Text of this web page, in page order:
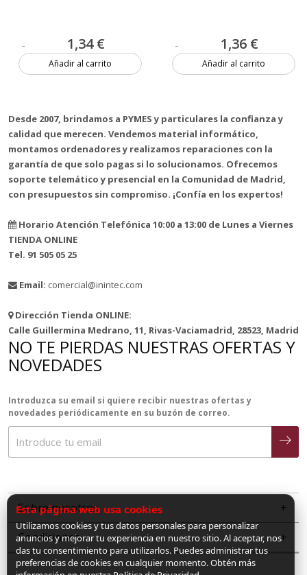
1,34 €
Añadir al carrito
1,36 €
Añadir al carrito
Desde 2007, brindamos a PYMES y particulares la confianza y
calidad que merecen. Vendemos material informático,
montamos ordenadores y realizamos reparaciones con la
garantía de que solo pagas si lo solucionamos. Ofrecemos
soporte telemático y presencial en la Comunidad de Madrid,
con presupuestos sin compromiso. ¡Confía en los expertos!
Horario Atención Telefónica 10:00 a 13:00 de Lunes a Viernes
TIENDA ONLINE
Tel. 91 505 05 25
Email: comercial@inintec.com
Dirección Tienda ONLINE:
Calle Guillermina Medrano, 11, Rivas-Vaciamadrid, 28523, Madrid
NO TE PIERDAS NUESTRAS OFERTAS Y
NOVEDADES
Introduzca su email si quiere recibir nuestras ofertas y
novedades periódicamente en su buzón de correo.
Sobre nosotros
Condiciones
Esta página web usa cookies
Utilizamos cookies y tus datos personales para personalizar
anuncios y mejorar tu experiencia en nuestro sitio. Al aceptar, nos
das tu consentimiento para utilizarlos. Puedes administrar tus
preferencias de cookies en cualquier momento. Obtén más